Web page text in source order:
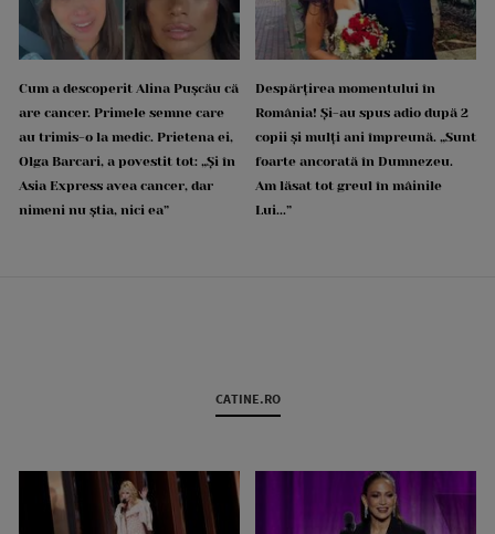
Cum a descoperit Alina Pușcău că
are cancer. Primele semne care
au trimis-o la medic. Prietena ei,
Olga Barcari, a povestit tot: „Și în
Asia Express avea cancer, dar
nimeni nu știa, nici ea”
Despărțirea momentului în
România! Și-au spus adio după 2
copii și mulți ani împreună. „Sunt
foarte ancorată în Dumnezeu.
Am lăsat tot greul în mâinile
Lui...”
CATINE.RO